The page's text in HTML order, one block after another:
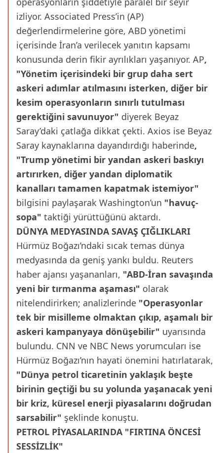
izliyor. Associated Press’in (AP)
değerlendirmelerine göre, ABD yönetimi
içerisinde İran’a verilecek yanıtın kapsamı
konusunda derin fikir ayrılıkları yaşanıyor. AP,
"Yönetim içerisindeki bir grup daha sert
askeri adımlar atılmasını isterken, diğer bir
kesim operasyonların sınırlı tutulması
gerektiğini savunuyor" diyerek Beyaz
Saray’daki çatlağa dikkat çekti. Axios ise Beyaz
Saray kaynaklarına dayandırdığı haberinde,
"Trump yönetimi bir yandan askeri baskıyı
artırırken, diğer yandan diplomatik
kanalları tamamen kapatmak istemiyor"
bilgisini paylaşarak Washington’un "havuç-
sopa" taktiği yürüttüğünü aktardı.
DÜNYA MEDYASINDA SAVAŞ ÇIĞLIKLARI
Hürmüz Boğazı’ndaki sıcak temas dünya
medyasında da geniş yankı buldu. Reuters
haber ajansı yaşananları, "ABD-İran savaşında
yeni bir tırmanma aşaması" olarak
nitelendirirken; analizlerinde "Operasyonlar
tek bir misilleme olmaktan çıkıp, aşamalı bir
askeri kampanyaya dönüşebilir" uyarısında
bulundu. CNN ve NBC News yorumcuları ise
Hürmüz Boğazı’nın hayati önemini hatırlatarak,
"Dünya petrol ticaretinin yaklaşık beşte
birinin geçtiği bu su yolunda yaşanacak yeni
bir kriz, küresel enerji piyasalarını doğrudan
sarsabilir" şeklinde konuştu.
PETROL PİYASALARINDA "FIRTINA ÖNCESİ
SESSİZLİK"